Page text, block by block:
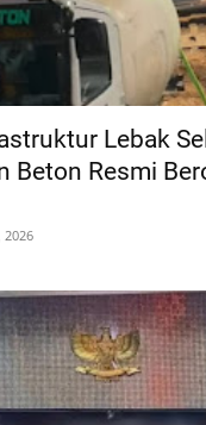
Lebak
Beton Resmi
2026